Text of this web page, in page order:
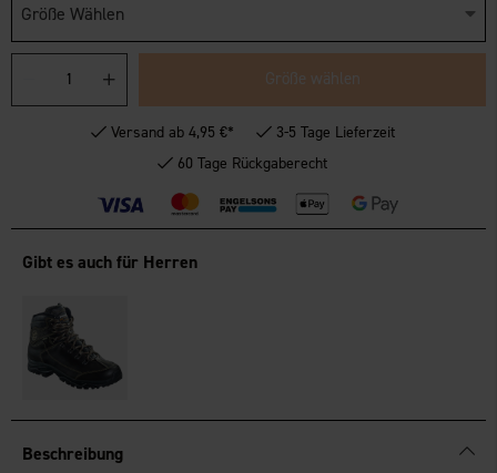
Größe Wählen
Größe wählen
Versand ab 4,95 €*
3-5 Tage Lieferzeit
60 Tage Rückgaberecht
Gibt es auch für Herren
Beschreibung